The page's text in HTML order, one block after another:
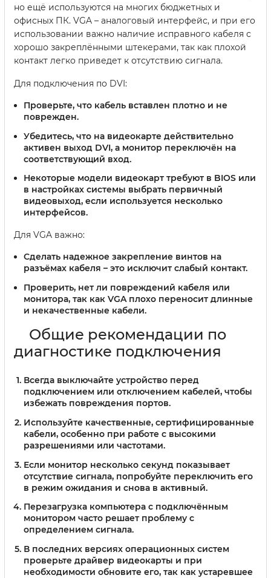
но ещё используются на многих бюджетных и
офисных ПК. VGA – аналоговый интерфейс, и при его
использовании важно наличие исправного кабеля с
хорошо закреплёнными штекерами, так как плохой
контакт легко приведет к отсутствию сигнала.
Для подключения по DVI:
Проверьте, что кабель вставлен плотно и не
поврежден.
Убедитесь, что на видеокарте действительно
активен выход DVI, а монитор переключён на
соответствующий вход.
Некоторые модели видеокарт требуют в BIOS или
в настройках системы выбрать первичный
видеовыход, если используется несколько
интерфейсов.
Для VGA важно:
Сделать надежное закрепление винтов на
разъёмах кабеля – это исключит слабый контакт.
Проверить, нет ли повреждений кабеля или
монитора, так как VGA плохо переносит длинные
и некачественные кабели.
Общие рекомендации по
диагностике подключения
Всегда выключайте устройство перед
подключением или отключением кабелей, чтобы
избежать повреждения портов.
Используйте качественные, сертифицированные
кабели, особенно при работе с высокими
разрешениями или частотами.
Если монитор несколько секунд показывает
отсутствие сигнала, попробуйте переключить его
в режим ожидания и снова в активный.
Перезагрузка компьютера с подключённым
монитором часто решает проблему с
определением сигнала.
В последних версиях операционных систем
проверьте драйвер видеокарты и при
необходимости обновите его, так как устаревшее